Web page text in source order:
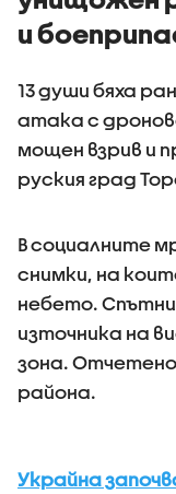
и
13 души бяха
атака с
мощен взрив и
руския град
В социалните
снимки, на
небето.
източника на
зона.
района.
Украйна